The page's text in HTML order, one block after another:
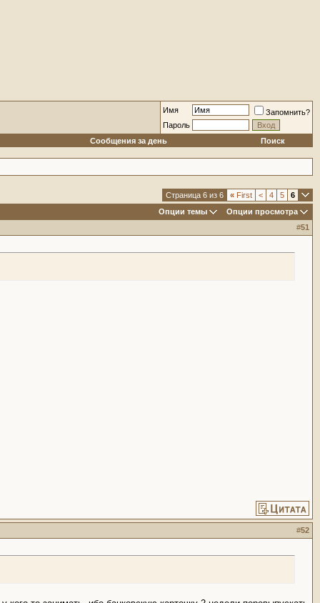
Имя
Запомнить?
Пароль
Сообщения за день
Поиск
Страница 6 из 6 « First < 4 5
6
Опции темы
Опции просмотра
#51
#52